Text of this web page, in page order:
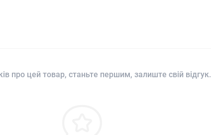
про цей товар, станьте першим, залиште свій відгук.